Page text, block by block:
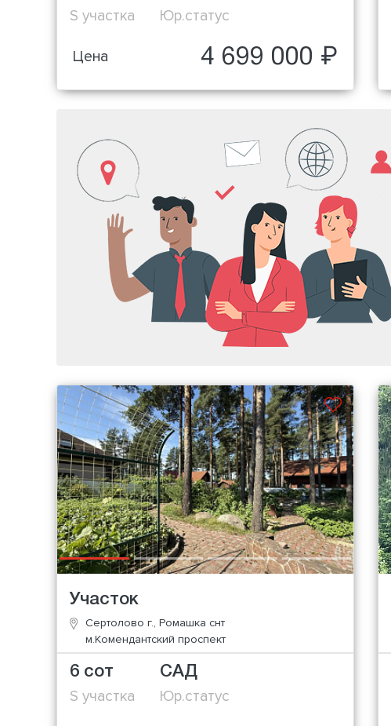
S участка Юр.статус
Цена 4 699 000 ₽
Участок
Сертолово г., Ромашка снт
м.Комендантский проспект
6 сот
S участка
САД
Юр.статус